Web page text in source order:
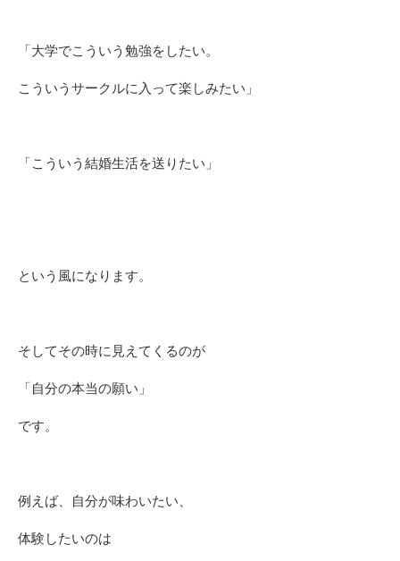
「大学でこういう勉強をしたい。
こういうサークルに入って楽しみたい」
「こういう結婚生活を送りたい」
という風になります。
そしてその時に見えてくるのが
「自分の本当の願い」
です。
例えば、自分が味わいたい、
体験したいのは